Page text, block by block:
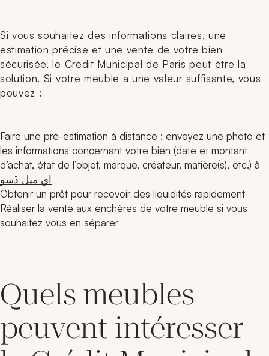
Si vous souhaitez des informations claires, une
estimation précise et une vente de votre bien
sécurisée, le Crédit Municipal de Paris peut être la
solution. Si votre meuble a une valeur suffisante, vous
pouvez :
Faire une pré-estimation à distance : envoyez une photo et
les informations concernant votre bien (date et montant
d’achat, état de l’objet, marque, créateur, matière(s), etc.) à
اي ميل ڏسو
Obtenir un prêt pour recevoir des liquidités rapidement
Réaliser la vente aux enchères de votre meuble si vous
souhaitez vous en séparer
Quels meubles
peuvent intéresser